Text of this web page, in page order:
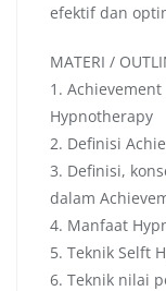
efektif dan
MATERI /
1.
Hypnotherapy
2. Definisi
3. Definisi,
dalam
4. Manfaat
5. Teknik Selft
6. Teknik nilai